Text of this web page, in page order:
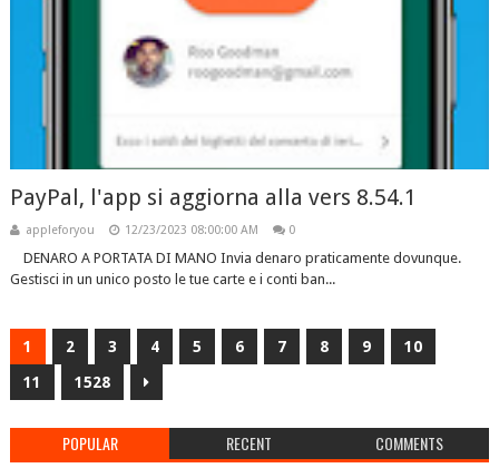
PayPal, l'app si aggiorna alla vers 8.54.1
appleforyou 12/23/2023 08:00:00 AM 0
DENARO A PORTATA DI MANO Invia denaro praticamente dovunque.
Gestisci in un unico posto le tue carte e i conti ban...
1 2 3 4 5 6 7 8 9
10
11
1528
POPULAR RECENT COMMENTS